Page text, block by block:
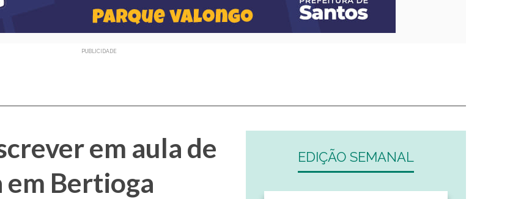
PUBLICIDADE
em aula de
Bertioga
EDIÇÃO SEMANAL